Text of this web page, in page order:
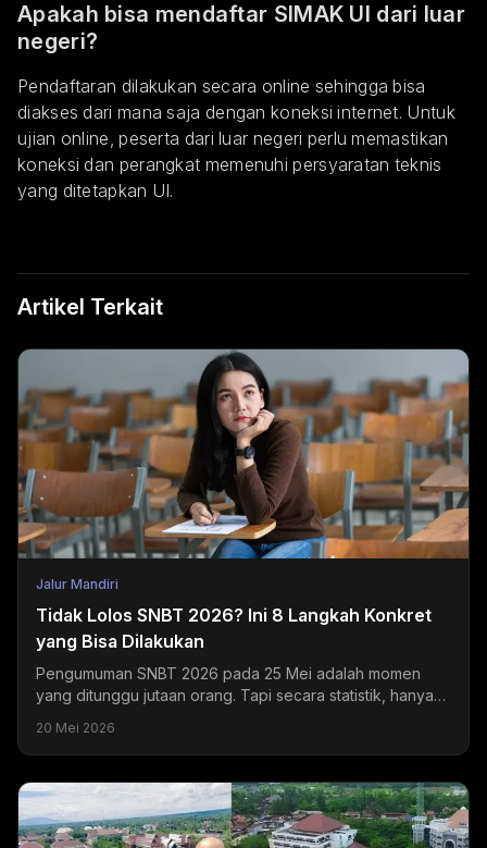
Apakah bisa mendaftar SIMAK UI dari luar
negeri?
Pendaftaran dilakukan secara online sehingga bisa
diakses dari mana saja dengan koneksi internet. Untuk
ujian online, peserta dari luar negeri perlu memastikan
koneksi dan perangkat memenuhi persyaratan teknis
yang ditetapkan UI.
Artikel Terkait
Jalur Mandiri
Tidak Lolos SNBT 2026? Ini 8 Langkah Konkret
yang Bisa Dilakukan
Pengumuman SNBT 2026 pada 25 Mei adalah momen
yang ditunggu jutaan orang. Tapi secara statistik, hanya
20 Mei 2026